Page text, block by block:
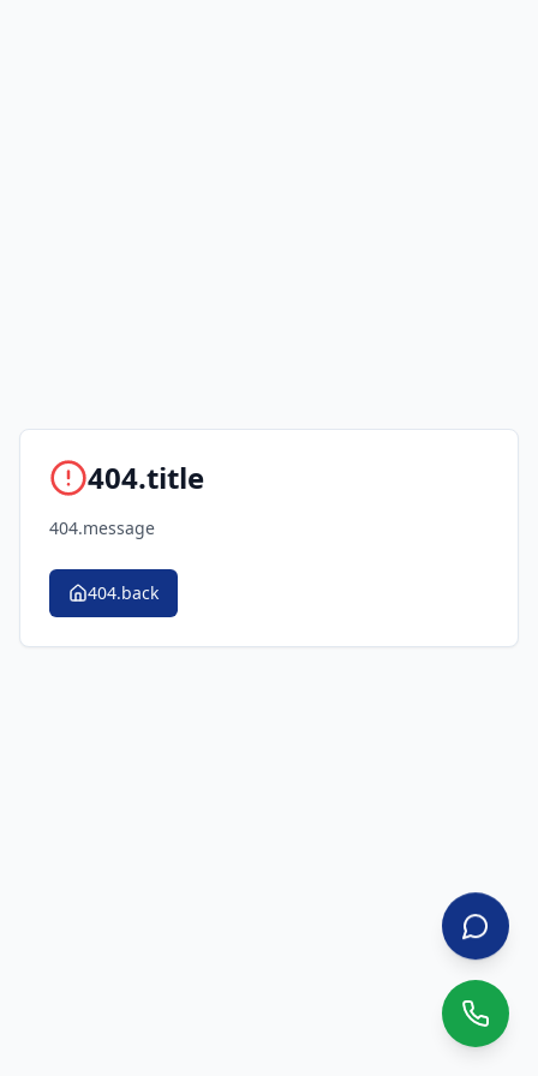
404.title
404.message
404.back